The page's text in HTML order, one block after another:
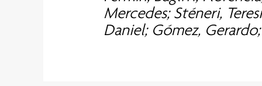
Mercedes; Sténeri,
Daniel; Gómez,